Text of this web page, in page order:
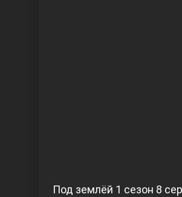
Под землёй 1 сезон 8